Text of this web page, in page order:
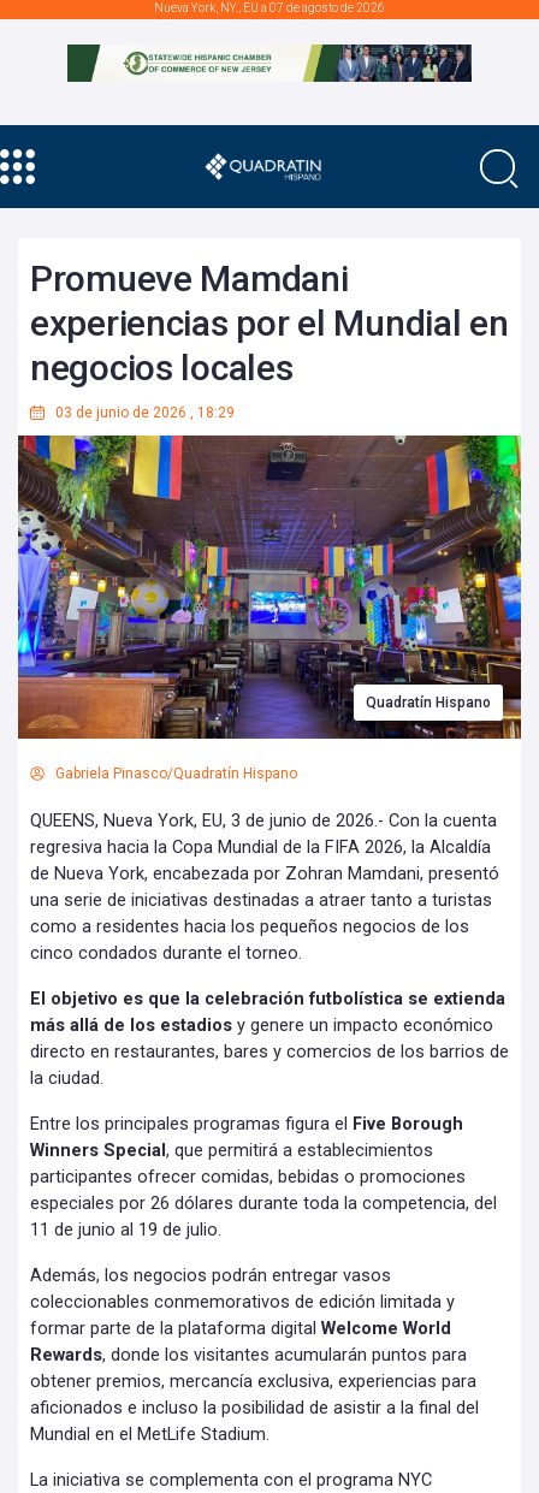
Nueva York, NY., EU a 07 de agosto de 2026
Promueve Mamdani
experiencias por el Mundial en
negocios locales
03 de junio de 2026 , 18:29
Quadratín Hispano
Gabriela Pinasco/Quadratín Hispano
QUEENS, Nueva York, EU, 3 de junio de 2026.- Con la cuenta
regresiva hacia la Copa Mundial de la FIFA 2026, la Alcaldía
de Nueva York, encabezada por Zohran Mamdani, presentó
una serie de iniciativas destinadas a atraer tanto a turistas
como a residentes hacia los pequeños negocios de los
cinco condados durante el torneo.
El objetivo es que la celebración futbolística se extienda
más allá de los estadios y genere un impacto económico
directo en restaurantes, bares y comercios de los barrios de
la ciudad.
Entre los principales programas figura el
Five Borough
Winners Special , que permitirá a establecimientos
participantes ofrecer comidas, bebidas o promociones
especiales por 26 dólares durante toda la competencia, del
11 de junio al 19 de julio.
Además, los negocios podrán entregar vasos
coleccionables conmemorativos de edición limitada y
formar parte de la plataforma digital Welcome World
Rewards, donde los visitantes acumularán puntos para
obtener premios, mercancía exclusiva, experiencias para
aficionados e incluso la posibilidad de asistir a la final del
Mundial en el MetLife Stadium.
La iniciativa se complementa con el programa NYC